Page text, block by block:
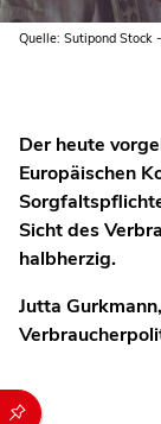
Durch die
Quelle: Sutipond Stock
Der heute
Europäischen
Sicht des
halbherzig.
Jutta